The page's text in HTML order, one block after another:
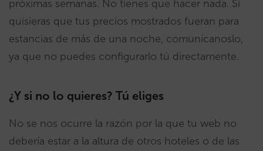
próximas semanas. No tienes que hacer nada. Si
quisieras que tus precios mostrados fueran para
estancias de más de una noche, comunícanoslo,
ya que no puedes configurarlo tú directamente.
¿Y si no lo quieres? Tú eliges
No se nos ocurre la razón por la que tu web no
debería estar a la altura de otros hoteles o de las